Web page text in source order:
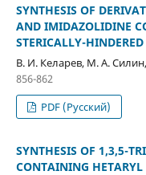
SYNTHESIS OF
AND IMIDAZOLIDINE
STERICALLY-
В. И. Келарев, М. А.
856-862
PDF (Русский)
SYNTHESIS OF 1,3,5-
CONTAINING HETARYL